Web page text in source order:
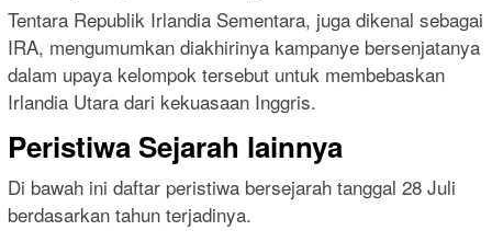
Tentara Republik Irlandia Sementara, juga dikenal sebagai
IRA, mengumumkan diakhirinya kampanye bersenjatanya
dalam upaya kelompok tersebut untuk membebaskan
Irlandia Utara dari kekuasaan Inggris.
Peristiwa Sejarah lainnya
Di bawah ini daftar peristiwa bersejarah tanggal 28 Juli
berdasarkan tahun terjadinya.